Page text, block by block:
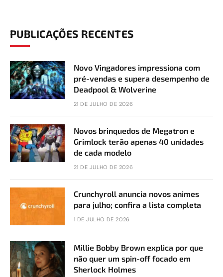
PUBLICAÇÕES RECENTES
Novo Vingadores impressiona com
pré-vendas e supera desempenho de
Deadpool & Wolverine
21 DE JULHO DE 2026
Novos brinquedos de Megatron e
Grimlock terão apenas 40 unidades
de cada modelo
21 DE JULHO DE 2026
Crunchyroll anuncia novos animes
para julho; confira a lista completa
1 DE JULHO DE 2026
Millie Bobby Brown explica por que
não quer um spin-off focado em
Sherlock Holmes